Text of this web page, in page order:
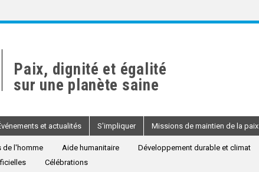
Paix, dignité et égalité
sur une planète saine
de l'homme Aide humanitaire Développement durable et climat
Célébrations
et actualités S'impliquer Missions de maintien de la paix